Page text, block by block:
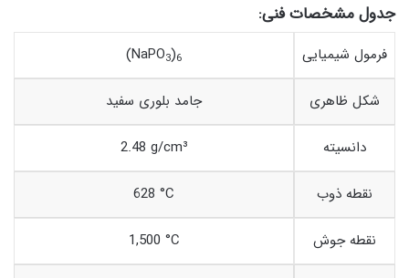
جدول مشخصات فنی:
فرمول شیمیایی (NaPO3)6
شکل ظاهری جامد بلوری سفید
دانسیته 2.48 g/cm³
نقطه ذوب 628 °C
نقطه جوش 1,500 °C